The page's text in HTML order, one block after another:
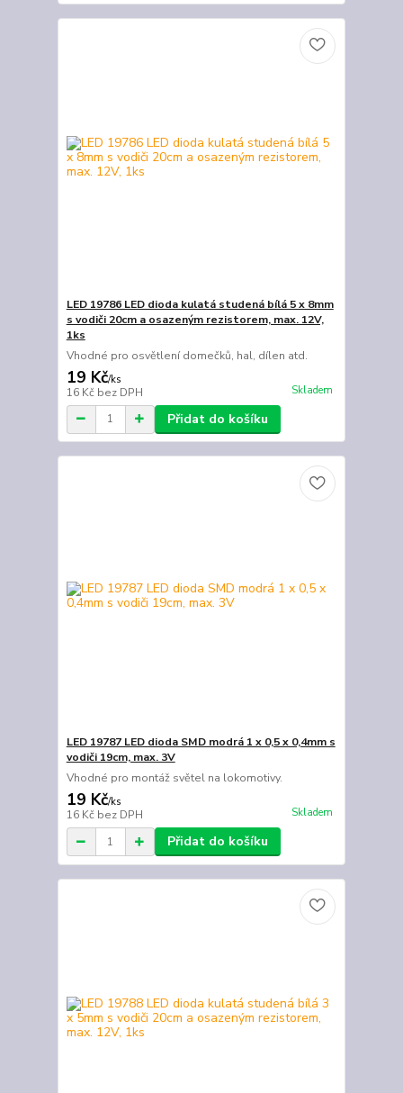
LED 19786 LED dioda kulatá studená bílá 5 x 8mm
s vodiči 20cm a osazeným rezistorem, max. 12V,
1ks
Vhodné pro osvětlení domečků, hal, dílen atd.
19 Kč/ks
16 Kč bez DPH Skladem
Přidat do košíku
LED 19787 LED dioda SMD modrá 1 x 0,5 x 0,4mm s
vodiči 19cm, max. 3V
Vhodné pro montáž světel na lokomotivy.
19 Kč/ks
16 Kč bez DPH Skladem
Přidat do košíku